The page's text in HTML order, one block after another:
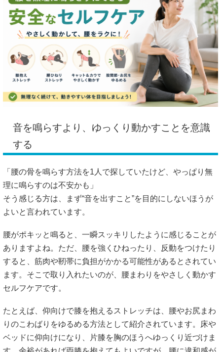
音を鳴らすより、ゆっくり動かすことを意識
する
「腰の骨を鳴らす方法を1人で探していたけど、やっぱり無
理に鳴らすのは不安かも」
そう感じる方は、まず“音を出すこと”を目的にしないほうが
よいと言われています。
腰がポキッと鳴ると、一瞬スッキリしたように感じることが
ありますよね。ただ、腰を強くひねったり、反動をつけたり
すると、筋肉や靭帯に負担がかかる可能性があるとされてい
ます。そこで取り入れたいのが、腰まわりをやさしく動かす
セルフケアです。
たとえば、仰向けで膝を抱えるストレッチは、腰やお尻まわ
りのこわばりをゆるめる方法として紹介されています。床や
ベッドに仰向けになり、片膝を胸のほうへゆっくり近づけま